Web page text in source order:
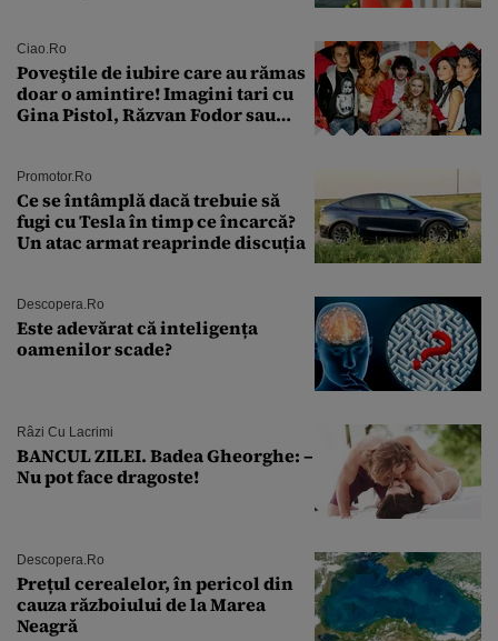
îmi salvez viața”
Ciao.ro
Poveştile de iubire care au rămas
doar o amintire! Imagini tari cu
Gina Pistol, Răzvan Fodor sau
Promotor.ro
Ce se întâmplă dacă trebuie să
fugi cu Tesla în timp ce încarcă?
Un atac armat reaprinde discuția
Descopera.ro
Este adevărat că inteligența
oamenilor scade?
Râzi Cu Lacrimi
BANCUL ZILEI. Badea Gheorghe: –
Nu pot face dragoste!
Descopera.ro
Prețul cerealelor, în pericol din
cauza războiului de la Marea
Neagră